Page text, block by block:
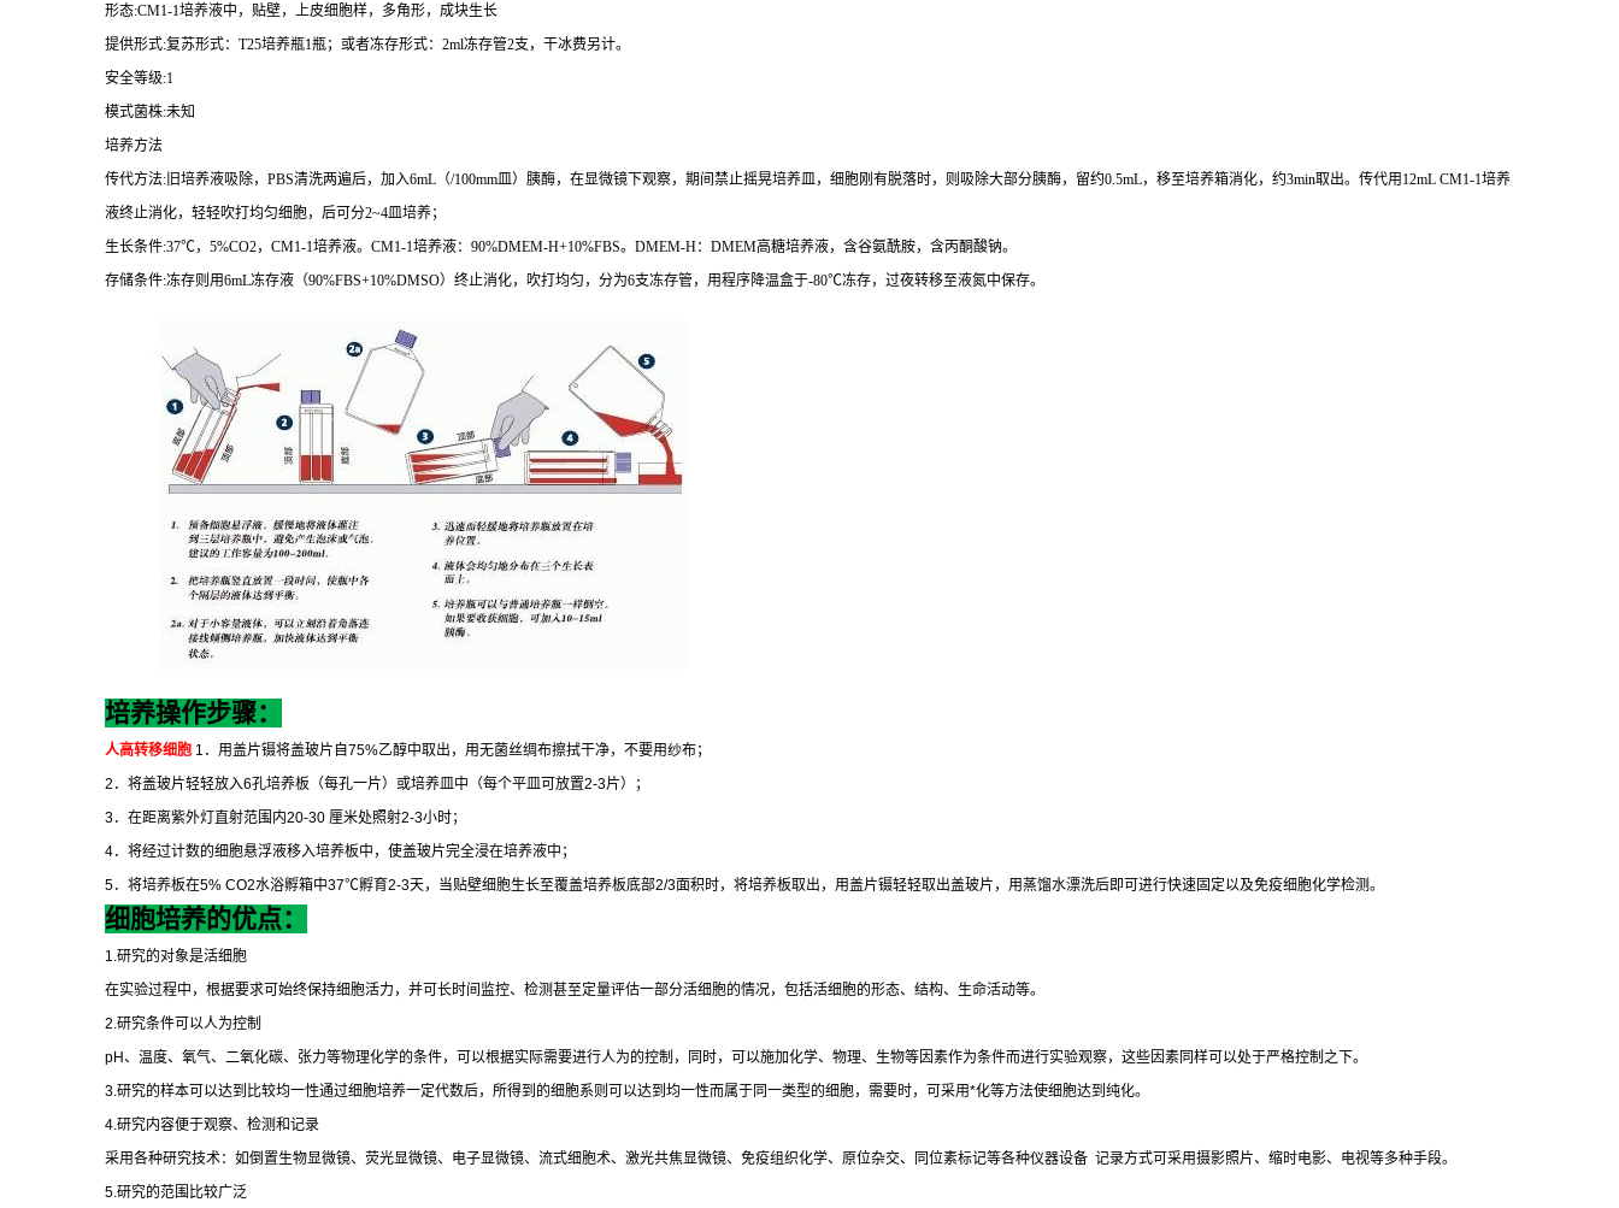
形态:CM1-1培养液中，贴壁，上皮细胞样，多角形，成块生长
提供形式:复苏形式： T25培养瓶1瓶；或者冻存形式： 2ml冻存管2支，干冰费另计。
安全等级:1
模式菌株:未知
培养方法
传代方法: 旧培养液吸除， PBS清洗两遍后，加入6mL （/100mm皿）胰酶，在显微镜下观察，期间禁止摇晃培养皿，细胞刚有脱落时，则吸除大部分胰酶，留约0.5mL，移至培养箱消化，约3min取出。传代用 12mL CM1-1培养
液终止消化，轻轻吹打均匀细胞，后可分2~4皿培养；
生长条件:37℃， 5%CO2， CM1-1培养液。 CM1-1培养液： 90%DMEM-H+10%FBS。 DMEM-H： DMEM高糖培养液，含谷氨酰胺，含丙酮酸钠。
存储条件:冻存则用6mL冻存液（90%FBS+10%DMSO）终止消化，吹打均匀，分为6支冻存管，用程序降温盒于-80℃冻存，过夜转移至液氮中保存。
培养操作步骤：
人高转移细胞 1 ．用盖片镊将盖玻片自75%乙醇中取出，用无菌丝绸布擦拭干净，不要用纱布；
2 ．将盖玻片轻轻放入6孔培养板（每孔一片）或培养皿中（每个平皿可放置2-3片）；
3．在距离紫外灯直射范围内20-30 厘米处照射2-3小时；
4．将经过计数的细胞悬浮液移入培养板中，使盖玻片完全浸在培养液中；
5．将培养板在5% CO2水浴孵箱中37℃孵育2-3天，当贴壁细胞生长至覆盖培养板底部2/3面积时，将培养板取出，用盖片镊轻轻取出盖玻片，用蒸馏水漂洗后即可进行快速固定以及免疫细胞化学检测。
细胞培养的优点：
1. 研究的对象是活细胞
在实验过程中，根据要求可始终保持细胞活力，并可长时间监控、检测甚至定量评估一部分活细胞的情况，包括活细胞的形态、结构、生命活动等。
2. 研究条件可以人为控制
pH、温度、氧气、二氧化碳、张力等物理化学的条件，可以根据实际需要进行人为的控制，同时，可以施加化学、物理、生物等因素作为条件而进行实验观察，这些因素同样可以处于严格控制之下。
3. 研究的样本可以达到比较均一性通过细胞培养一定代数后，所得到的细胞系则可以达到均一性而属于同一类型的细胞，需要时，可采用*化等方法使细胞达到纯化。
4. 研究内容便于观察、检测和记录
采用各种研究技术：如倒置生物显微镜、荧光显微镜、电子显微镜、流式细胞术、激光共焦显微镜、免疫组织化学、原位杂交、同位素标记等各种仪器设备 记录方式可采用摄影照片、缩时电影、电视等多种手段。
5. 研究的范围比较广泛